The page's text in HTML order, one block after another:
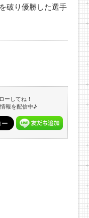
破り優勝した選手
ーしてね！
報を配信中♪